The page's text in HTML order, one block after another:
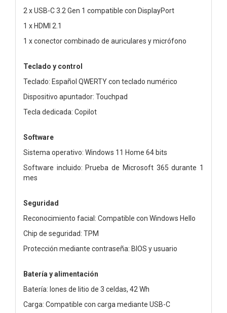
2 x USB-C 3.2 Gen 1 compatible con DisplayPort
1 x HDMI 2.1
1 x conector combinado de auriculares y micrófono
Teclado y control
Teclado: Español QWERTY con teclado numérico
Dispositivo apuntador: Touchpad
Tecla dedicada: Copilot
Software
Sistema operativo: Windows 11 Home 64 bits
Software incluido: Prueba de Microsoft 365 durante 1
mes
Seguridad
Reconocimiento facial: Compatible con Windows Hello
Chip de seguridad: TPM
Protección mediante contraseña: BIOS y usuario
Batería y alimentación
Batería: Iones de litio de 3 celdas, 42 Wh
Carga: Compatible con carga mediante USB-C